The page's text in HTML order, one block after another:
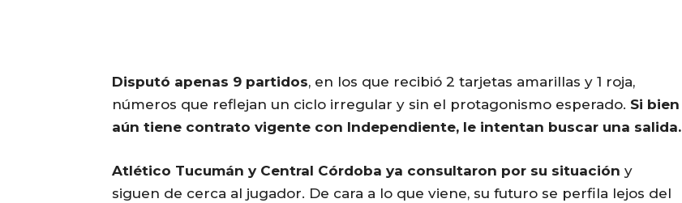
Disputó apenas 9 partidos, en los que recibió 2 tarjetas amarillas y 1 roja,
números que reflejan un ciclo irregular y sin el protagonismo esperado. Si bien
aún tiene contrato vigente con Independiente, le intentan buscar una salida.
Atlético Tucumán y Central Córdoba ya consultaron por su situación y
siguen de cerca al jugador. De cara a lo que viene, su futuro se perfila lejos del